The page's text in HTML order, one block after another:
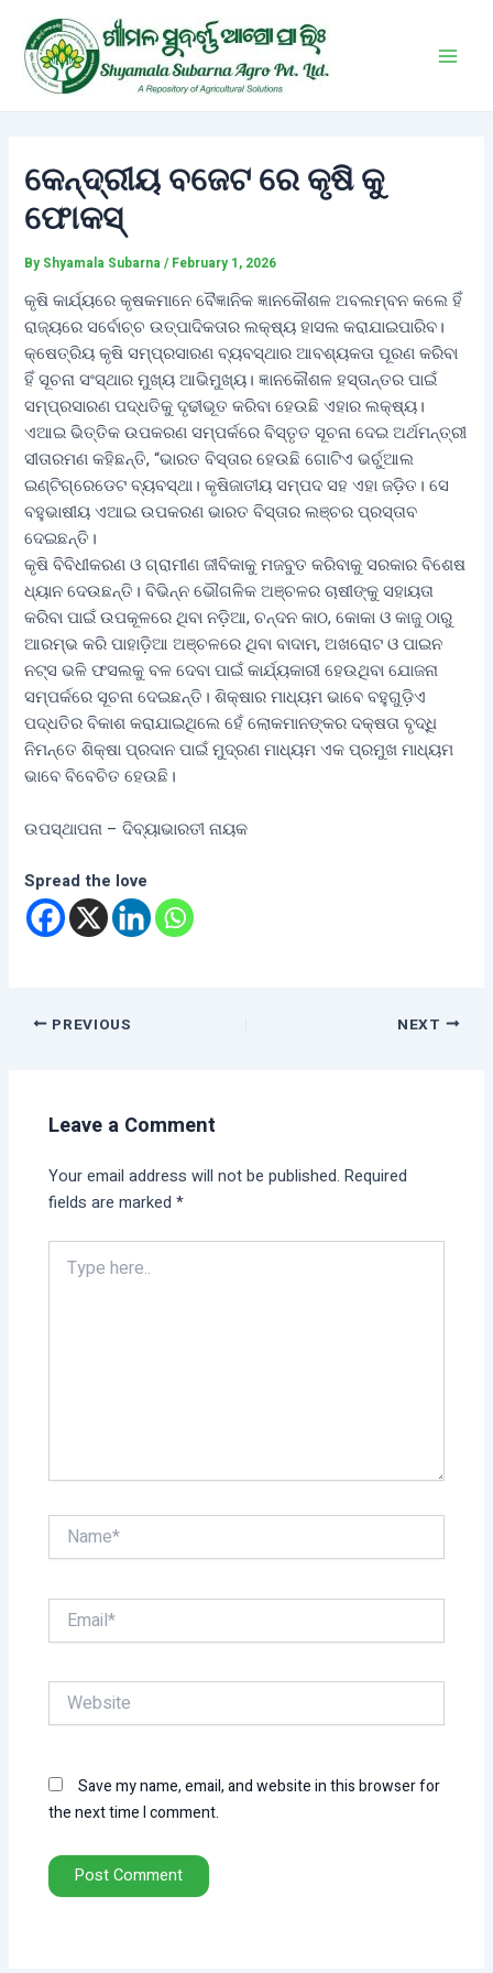
content
କେନ୍ଦ୍ରୀୟ ବଜେଟ ରେ କୃଷି କୁ
ଫୋକସ୍
By Shyamala Subarna/ February 1, 2026
କୃଷି କାର୍ଯ୍ୟରେ କୃଷକମାନେ ବୈଜ୍ଞାନିକ ଜ୍ଞାନକୌଶଳ ଅବଲମ୍ବନ କଲେ ହିଁ
ରାଜ୍ୟରେ ସର୍ବୋଚ୍ଚ ଉତ୍ପାଦିକତାର ଲକ୍ଷ୍ୟ ହାସଲ କରାଯାଇପାରିବ।
କ୍ଷେତ୍ରିୟ କୃଷି ସମ୍ପ୍ରସାରଣ ବ୍ୟବସ୍ଥାର ଆବଶ୍ୟକତା ପୂରଣ କରିବା
ହିଁ ସୂଚନା ସଂସ୍ଥାର ମୁଖ୍ୟ ଆଭିମୁଖ୍ୟ। ଜ୍ଞାନକୌଶଳ ହସ୍ତାନ୍ତର ପାଇଁ
ସମ୍ପ୍ରସାରଣ ପଦ୍ଧତିକୁ ଦୃଢୀଭୂତ କରିବା ହେଉଛି ଏହାର ଲକ୍ଷ୍ୟ।
ଏଆଇ ଭିତ୍ତିକ ଉପକରଣ ସମ୍ପର୍କରେ ବିସ୍ତୃତ ସୂଚନା ଦେଇ ଅର୍ଥମନ୍ତ୍ରୀ
ସୀତାରମଣ କହିଛନ୍ତି, “ଭାରତ ବିସ୍ତାର ହେଉଛି ଗୋଟିଏ ଭର୍ଚୁଆଲ
ଇଣ୍ଟିଗ୍ରେଡେଟ ବ୍ୟବସ୍ଥା। କୃଷିଜାତୀୟ ସମ୍ପଦ ସହ ଏହା ଜଡ଼ିତ। ସେ
ବହୁଭାଷୀୟ ଏଆଇ ଉପକରଣ ଭାରତ ବିସ୍ତାର ଲଞ୍ଚର ପ୍ରସ୍ତାବ
ଦେଇଛନ୍ତି।
କୃଷି ବିବିଧୀକରଣ ଓ ଗ୍ରାମୀଣ ଜୀବିକାକୁ ମଜବୁତ କରିବାକୁ ସରକାର ବିଶେଷ
ଧ୍ୟାନ ଦେଉଛନ୍ତି। ବିଭିନ୍ନ ଭୌଗଳିକ ଅଞ୍ଚଳର ଚାଷୀଙ୍କୁ ସହାୟତା
କରିବା ପାଇଁ ଉପକୂଳରେ ଥିବା ନଡ଼ିଆ, ଚନ୍ଦନ କାଠ, କୋକା ଓ କାଜୁ ଠାରୁ
ଆରମ୍ଭ କରି ପାହାଡ଼ିଆ ଅଞ୍ଚଳରେ ଥିବା ବାଦାମ, ଅଖରୋଟ ଓ ପାଇନ
ନଟ୍ସ ଭଳି ଫସଲକୁ ବଳ ଦେବା ପାଇଁ କାର୍ଯ୍ୟକାରୀ ହେଉଥିବା ଯୋଜନା
ସମ୍ପର୍କରେ ସୂଚନା ଦେଇଛନ୍ତି। ଶିକ୍ଷାର ମାଧ୍ୟମ ଭାବେ ବହୁଗୁଡ଼ିଏ
ପଦ୍ଧତିର ବିକାଶ କରାଯାଇଥିଲେ ହେଁ ଲୋକମାନଙ୍କର ଦକ୍ଷତା ବୃଦ୍ଧି
ନିମନ୍ତେ ଶିକ୍ଷା ପ୍ରଦାନ ପାଇଁ ମୁଦ୍ରଣ ମାଧ୍ୟମ ଏକ ପ୍ରମୁଖ ମାଧ୍ୟମ
ଭାବେ ବିବେଚିତ ହେଉଛି।
ଉପସ୍ଥାପନା – ଦିବ୍ୟାଭାରତୀ ନାୟକ
Spread the love
navigation
PREVIOUS NEXT
Leave a Comment
Your email address will not be published. Required
fields are marked*
Type
here..
Name*
Email*
Website
Save my name, email, and website in this browser for
the next time I comment.